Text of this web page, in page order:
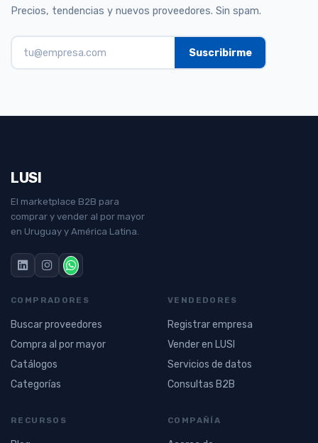
Precios, tendencias y nuevos proveedores. Sin spam.
LUSI
El marketplace B2B para
comprar y vender al por mayor
en Uruguay y América Latina.
COMPRADORES
Buscar proveedores
Compra al por mayor
Catálogos
Categorías
VENDEDORES
Registrar empresa
Vender en LUSI
Servicios de datos
Consultas B2B
RECURSOS COMPAÑÍA